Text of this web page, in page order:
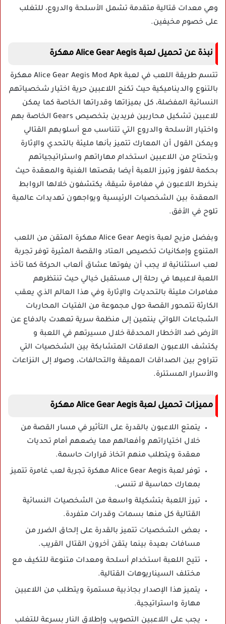
وهي معدات قتالية متقدمة تشمل الأسلحة والدروع، للتغلب
على خصوم مخيفين.
نبذة عن تحميل لعبة Alice Gear Aegis مهكرة
تتسم طريقة اللعب في لعبة Alice Gear Aegis Mod Apk مهكرة
بالتنوع والديناميكية حيث تكنح اللاعبين حرية اختيار شخصياتهم
النسائية المفضلة، كل بميزاتها وقدراتها الخاصة كما يمكن
للاعبين تشكيل محاربين فريدين بتخصيص Gears الخاصة بهم
واختيار الأسلحة والدروع التي تتناسب مع أسلوبهم القتالي
ويمكن القول أن المعارك تتميز بأنها مليئة بالتحدي والإثارة
وبتحتاج من اللاعبين استخدام مهاراتهم واستراتيجياتهم
بحكمة للفوز وتبرز اللعبة أيضا بقصتها الغنية والمعقدة حيث
ينخرط اللاعبون في مغامرة شيقة، يكتشفون خلالها الروابط
المعقدة بين الشخصيات الرئيسية ويواجهون تهديدات عالمية
تلوح في الأفق.
وبفضل مزيج لعبة Alice Gear Aegis مهكرة المتقن من اللعب
المتنوع وإمكانيات تخصيص العتاد والقصة المثيرة توفر تجربة
لعب استثنائية لا يجب أن يفوتها عشاق ألعاب الحركة كما تأخذ
اللعبة لاعبيها في رحلة إلى مستقبل خيالي حيث تنتظرهم
مغامرات مليئة بالتحديات والإثارة وفي هذا العالم الذي يعقب
الكارثة تتمحور القصة حول مجموعة من الفتيات المحاربات
الشجاعات اللواتي ينتمين إلى منظمة سرية تعهدت بالدفاع عن
الأرض ضد الأخطار المحدقة خلال مسيرتهم في اللعبة و
يكتشف اللاعبون العلاقات المتشابكة بين الشخصيات التي
تتراوح بين الصداقات العميقة والتحالفات، وصولا إلى النزاعات
والأسرار المستترة.
مميزات تحميل لعبة Alice Gear Aegis مهكرة
يتمتع اللاعبون بالقدرة على التأثير في مسار القصة من
خلال اختياراتهم وأفعالهم مما يضعهم أمام تحديات
معقدة ويتطلب منهم اتخاذ قرارات حاسمة.
توفر لعبة Alice Gear Aegis مهكرة تجربة لعب غامرة تتميز
بمعارك حماسية لا تنسى.
تبرز اللعبة بتشكيلة واسعة من الشخصيات النسائية
القتالية كل منها بسمات وقدرات متفردة.
بعض الشخصيات تتميز بالقدرة على إلحاق الضرر من
مسافات بعيدة بينما يتقن آخرون القتال القريب.
تتيح اللعبة استخدام أسلحة ومعدات متنوعة للتكيف مع
مختلف السيناريوهات القتالية.
يتميز هذا الإصدار بجاذبية مستمرة ويتطلب من اللاعبين
مهارة واستراتيجية.
يجب على اللاعبين التصويب وإطلاق النار بسرعة للتغلب